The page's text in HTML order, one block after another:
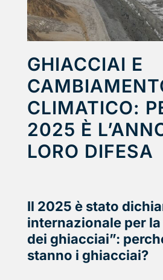
GHIACCIAI E
CLIMATICO:
2025 È
LORO DIFESA
Il 2025 è stato
internazionale per
dei ghiacciai”:
stanno i ghiacciai?